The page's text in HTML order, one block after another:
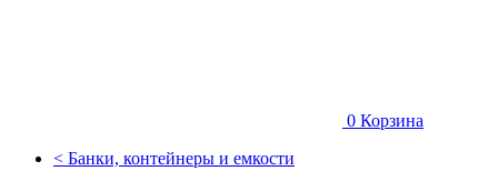
0 Корзина
< Банки, контейнеры и емкости